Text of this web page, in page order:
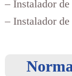
– Instalador
– Instalador de